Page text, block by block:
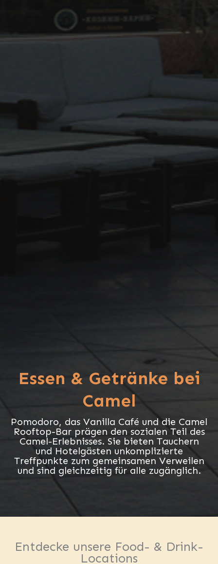
Essen & Getränke bei
Camel
Pomodoro, das Vanilla Café und die Camel
Rooftop-Bar prägen den sozialen Teil des
Camel-Erlebnisses. Sie bieten Tauchern
und Hotelgästen unkomplizierte
Treffpunkte zum gemeinsamen Verweilen
und sind gleichzeitig für alle zugänglich.
Entdecke unsere Food- & Drink-
Locations